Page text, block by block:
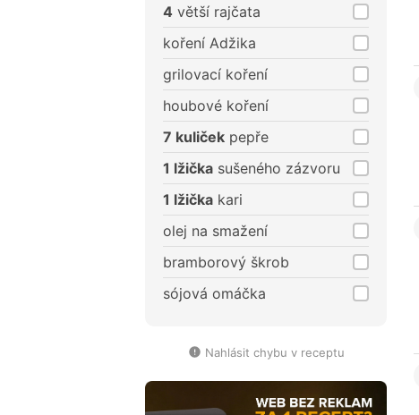
4 větší rajčata
koření Adžika
grilovací koření
houbové koření
7 kuliček pepře
1 lžička sušeného zázvoru
1 lžička kari
olej na smažení
bramborový škrob
sójová omáčka
Nahlásit chybu v receptu